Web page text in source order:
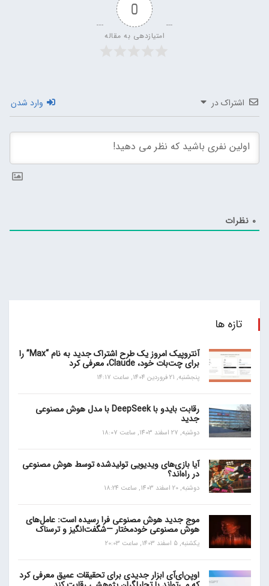
0
امتیازدهی به مقاله
اشتراک در وارد شدن
0 نظرات
تازه ها
آنتروپیک امروز یک طرح اشتراک جدید به نام “Max” را
برای چت‌بات خود، Claude، معرفی کرد
پنجشنبه, 21 فروردین 1404, ساعت 14:17
رقابت بایدو با DeepSeek با مدل هوش مصنوعی
جدید
دوشنبه, 27 اسفند 1403, ساعت 18:07
آیا بازی‌های ویدیویی تولیدشده توسط هوش مصنوعی
در راه‌اند؟
دوشنبه, 20 اسفند 1403, ساعت 18:24
موج جدید هوش مصنوعی فرا رسیده است: عامل‌های
هوش مصنوعی خودمختار —شگفت‌انگیز و ترسناک
یکشنبه, 5 اسفند 1403, ساعت 20:03
اوپن‌ای‌آی ابزار جدیدی برای تحقیقات عمیق معرفی کرد